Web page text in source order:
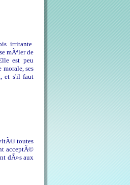
irritante.
mÃªler de
est peu
ses
et s'il faut
toutes
acceptÃ©
dÃ»s aux